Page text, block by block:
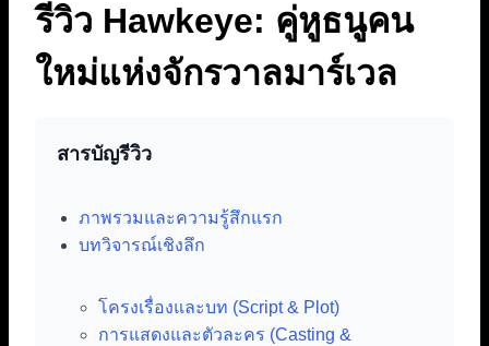
รีวิว Hawkeye: คู่หูธนูคน
ใหม่แห่งจักรวาลมาร์เวล
สารบัญรีวิว
ภาพรวมและความรู้สึกแรก
บทวิจารณ์เชิงลึก
โครงเรื่องและบท (Script & Plot)
การแสดงและตัวละคร (Casting &